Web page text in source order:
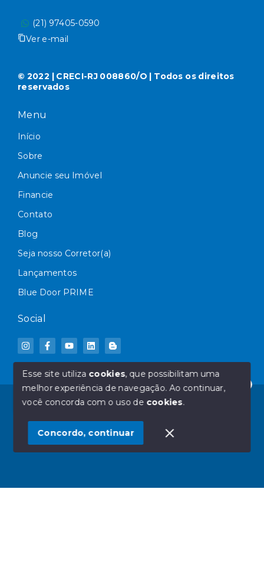
Olá! Deseja mais informações sobre qual IMÓVEL?
(21) 97405-0590
Ver e-mail
© 2022 | CRECI-RJ 008860/O | Todos os direitos
reservados
Menu
Início
Sobre
Anuncie seu Imóvel
Financie
Contato
Blog
Seja nosso Corretor(a)
Lançamentos
Blue Door PRIME
Social
© Copyright 2026 - Blue Door Imóveis - Todos os
SITE PARA IMOBILIARIA
Esse site utiliza cookies, que possibilitam uma
melhor experiência de navegação.Ao continuar,
você concorda com o uso de cookies.
Concordo, continuar